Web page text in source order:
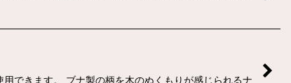
できます。 ブナ製の柄を木のぬくもりが感じられるナ